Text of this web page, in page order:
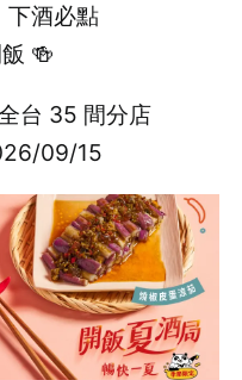
下酒必點
🍻
台 35 間分店
09/15